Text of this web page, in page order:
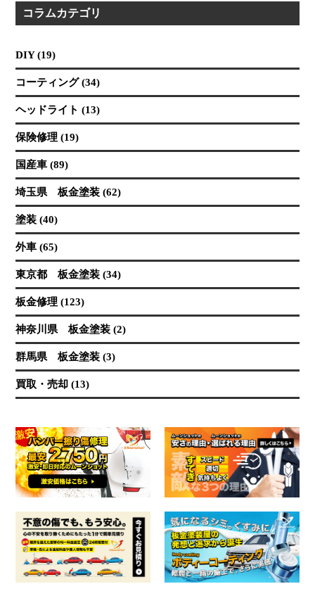
コラムカテゴリ
DIY (19)
コーティング (34)
ヘッドライト (13)
保険修理 (19)
国産車 (89)
埼玉県 板金塗装 (62)
塗装 (40)
外車 (65)
東京都 板金塗装 (34)
板金修理 (123)
神奈川県 板金塗装 (2)
群馬県 板金塗装 (3)
買取・売却 (13)